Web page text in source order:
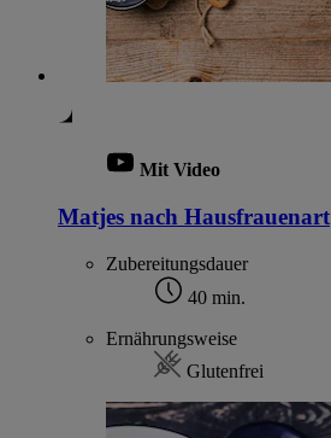
Mit Video
Matjes nach Hausfrauenart
Zubereitungsdauer
40 min.
Ernährungsweise
Glutenfrei